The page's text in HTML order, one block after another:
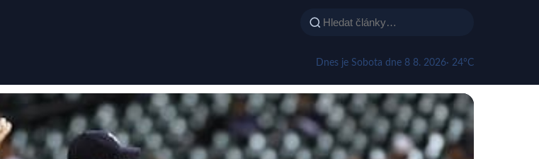
Dnes je Sobota dne 8 8. 2026· 24°C